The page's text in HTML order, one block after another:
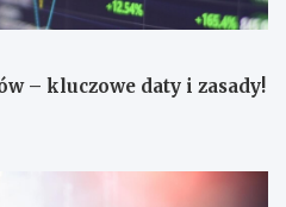
– kluczowe daty i zasady!